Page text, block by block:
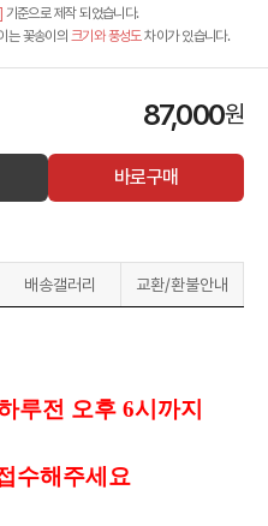
기준으로 제작 되었습니다.
는 꽃송이의 크기와 풍성도차이가 있습니다.
87,000원
바로구매
배송갤러리 교환/환불안내
루전 오후 6시까지
수해주세요